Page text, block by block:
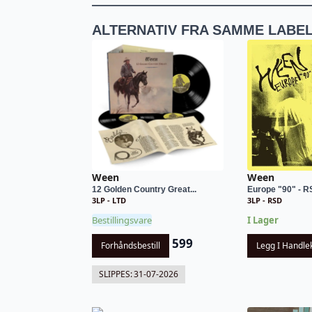
ALTERNATIV FRA SAMME
Ween
12 Golden Country Great...
3LP - LTD
Bestillingsvare
Forhåndsbestill 599
SLIPPES:31-07-2026
Ween
Europe "90" -
3LP - RSD
I Lager
Legg I